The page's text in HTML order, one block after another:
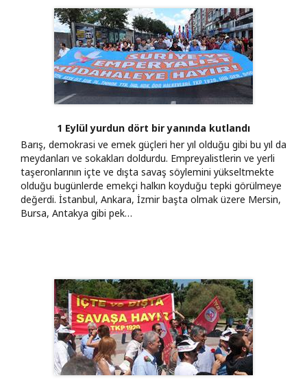
1 Eylül yurdun dört bir yanında kutlandı
Barış, demokrasi ve emek güçleri her yıl olduğu gibi bu yıl da
meydanları ve sokakları doldurdu. Empreyalistlerin ve yerli
taşeronlarının içte ve dışta savaş söylemini yükseltmekte
olduğu bugünlerde emekçi halkın koyduğu tepki görülmeye
değerdi. İstanbul, Ankara, İzmir başta olmak üzere Mersin,
Bursa, Antakya gibi pek…